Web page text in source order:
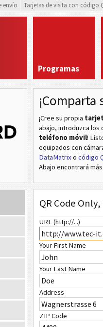
envío Tarjetas de visita con código
Programas
¡Cree su propia
abajo, introduzca los
teléfono móvil!
equipados con
DataMatrix o código
Abajo encontrará
QR Code
URL (http://...)
Your First Name
Your Last Name
Address
ZIP Code